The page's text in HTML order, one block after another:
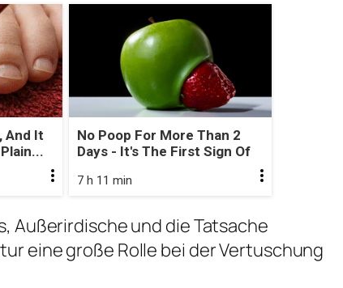
And It
No Poop For More Than 2
Days - It's The First Sign Of
7 h 11 min
Außerirdische und die Tatsache
eine große Rolle bei der Vertuschung